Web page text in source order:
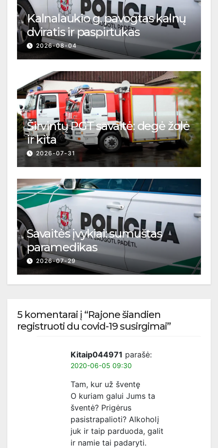
Kalnalaukio g. pavogtas kalnų
dviratis ir paspirtukas
2026-08-04
Širvintų PGT savaitė: degė žolė
ir kita
2026-07-31
Savaitės įvykiai: sumuštas
paramedikas
2026-07-29
5 komentarai į “Rajone šiandien
registruoti du covid-19 susirgimai”
Kitaip044971 parašė:
2020-06-05 09:30
Tam, kur už šventę
O kuriam galui Jums ta
šventė? Prigėrus
pasistrapalioti? Alkoholį
juk ir taip parduoda, galit
ir namie tai padaryti.